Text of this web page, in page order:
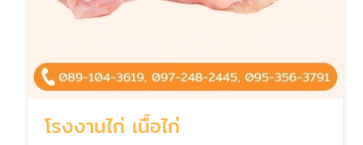
โรงงานไก่ เนื้อไก่